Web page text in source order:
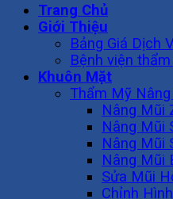
Trang Chủ
Giới Thiệu
Bảng Giá Dịch
Bệnh viện
Khuôn Mặt
Thẩm Mỹ
Nâng Mũi
Nâng Mũi
Nâng Mũi
Nâng Mũi
Sửa Mũi
Chỉnh